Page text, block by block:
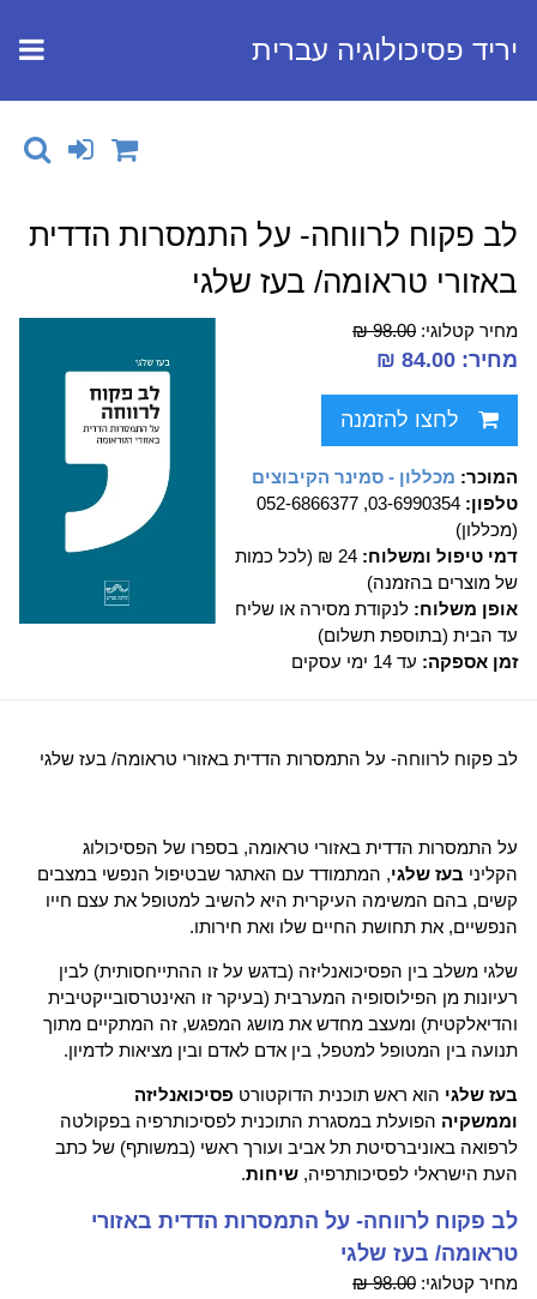
יריד פסיכולוגיה עברית
לב פקוח לרווחה- על התמסרות הדדית
באזורי טראומה/ בעז שלגי
מחיר קטלוגי: 98.00 ₪
מחיר: 84.00 ₪
לחצו להזמנה
המוכר: מכללון - סמינר הקיבוצים
טלפון:
03-6990354, 052-6866377
(מכללון)
דמי טיפול ומשלוח:
24 ₪ (לכל כמות
של מוצרים בהזמנה)
אופן משלוח: לנקודת מסירה או שליח
עד הבית (בתוספת תשלום)
זמן אספקה: עד 14 ימי עסקים
לב פקוח לרווחה- על התמסרות הדדית באזורי טראומה/ בעז שלגי
על התמסרות הדדית באזורי טראומה, בספרו של הפסיכולוג
הקליני בעז שלגי, המתמודד עם האתגר שבטיפול הנפשי במצבים
קשים, בהם המשימה העיקרית היא להשיב למטופל את עצם חייו
הנפשיים, את תחושת החיים שלו ואת חירותו.
שלגי משלב בין הפסיכואנליזה (בדגש על זו ההתייחסותית) לבין
רעיונות מן הפילוסופיה המערבית (בעיקר זו האינטרסובייקטיבית
והדיאלקטית) ומעצב מחדש את מושג המפגש, זה המתקיים מתוך
תנועה בין המטופל למטפל, בין אדם לאדם ובין מציאות לדמיון.
בעז שלגי הוא ראש תוכנית הדוקטורט פסיכואנליזה
וממשקיה הפועלת במסגרת התוכנית לפסיכותרפיה בפקולטה
לרפואה באוניברסיטת תל אביב ועורך ראשי (במשותף) של כתב
העת הישראלי לפסיכותרפיה, שיחות.
לב פקוח לרווחה- על התמסרות הדדית באזורי
טראומה/ בעז שלגי
מחיר קטלוגי: 98.00 ₪